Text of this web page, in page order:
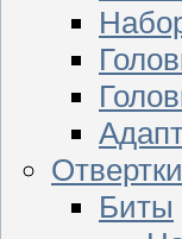
Биты